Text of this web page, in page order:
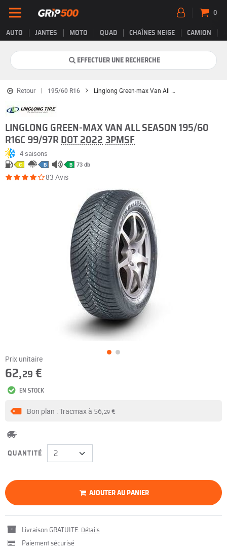
AUTO JANTES MOTO QUAD CHAÎNES NEIGE CAMION
0
EFFECTUER UNE RECHERCHE
Retour 195/60 R16
LINGLONG GREEN-MAX VAN ALL SEASON 195/60
R16C 99/97R DOT 2022 3PMSF
4 saisons
C B B 73 db
83 Avis
Prix unitaire
62,29 €
EN STOCK
Bon plan : Tracmax à 56,29€
QUANTITÉ
AJOUTER AU PANIER
Livraison GRATUITE. Détails
Paiement sécurisé